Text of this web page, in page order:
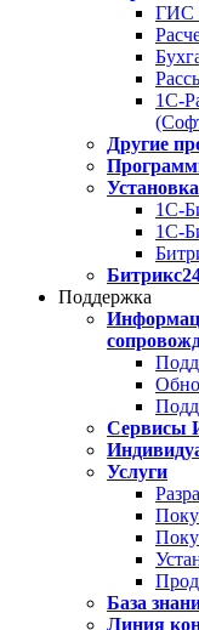
ГИС
1С-
Другие
1С-
1С-
Поддержка
Сервисы
Услуги
База
Линия